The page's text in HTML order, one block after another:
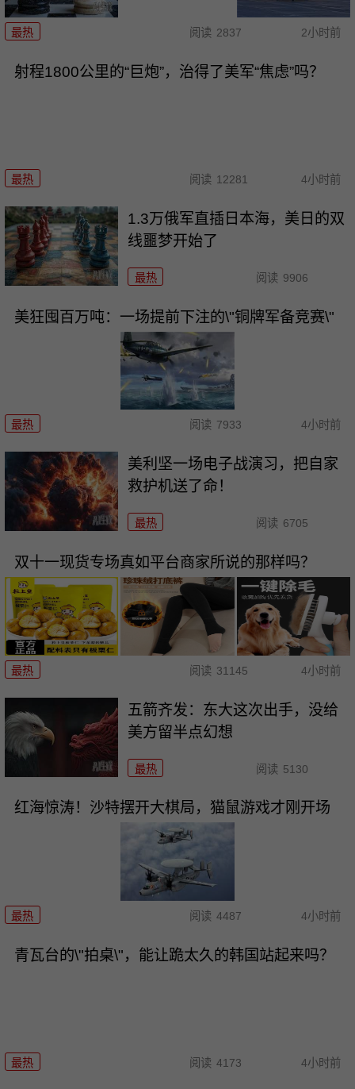
最热 阅读 2837 2小时前
射程1800公里的“巨炮”，治得了美军“焦虑”吗？
最热 阅读 12281 4小时前
1.3万俄军直插日本海，美日的双
线噩梦开始了
最热 阅读 9906
美狂囤百万吨：一场提前下注的\"铜牌军备竞赛\"
最热 阅读 7933 4小时前
美利坚一场电子战演习，把自家
救护机送了命！
最热 阅读 6705
双十一现货专场真如平台商家所说的那样吗？
最热 阅读 31145 4小时前
五箭齐发：东大这次出手，没给
美方留半点幻想
最热 阅读 5130
红海惊涛！沙特摆开大棋局，猫鼠游戏才刚开场
最热 阅读 4487 4小时前
青瓦台的\"拍桌\"，能让跪太久的韩国站起来吗？
最热 阅读 4173 4小时前